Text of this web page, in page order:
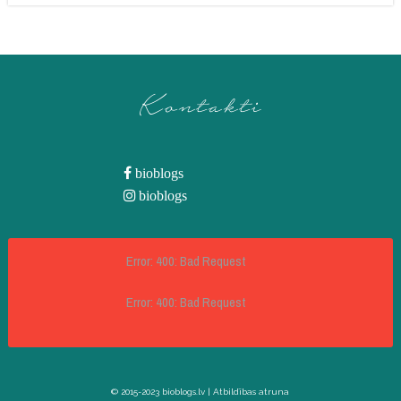
Kontakti
bioblogs
bioblogs
Error: 400: Bad Request
Error: 400: Bad Request
© 2015-2023 bioblogs.lv |Atbildības atruna